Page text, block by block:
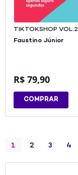
TIKTOKSHOP VOL.2
Faustino Júnior
R$ 79,90
COMPRAR
1 2 3 4